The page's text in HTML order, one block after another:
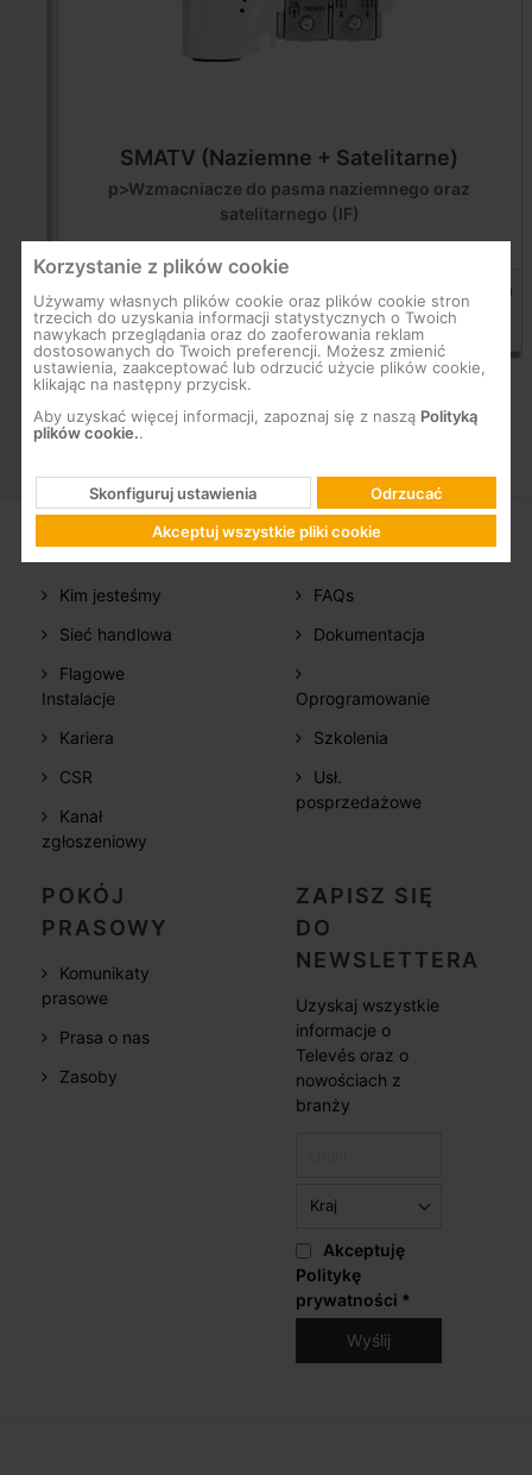
SMATV (Naziemne + Satelitarne)
p>Wzmacniacze do pasma naziemnego oraz
satelitarnego (IF)
Produkty
Wzmacniacz domowy PicoKom 2 wyjścia: VHF/UHF/IF - LTE700
Ready
560601
FIRMA
Kim jesteśmy
Sieć handlowa
Flagowe
Instalacje
Kariera
CSR
Kanał
zgłoszeniowy
WSPARCIE
FAQs
Dokumentacja
Oprogramowanie
Szkolenia
Usł.
posprzedażowe
POKÓJ
PRASOWY
Komunikaty
prasowe
Prasa o nas
Zasoby
ZAPISZ SIĘ
DO
NEWSLETTERA
Uzyskaj wszystkie
informacje o
Televés oraz o
nowościach z
branży
Akceptuję
Politykę
prywatności *
Korzystanie z plików cookie
Używamy własnych plików cookie oraz plików cookie stron
trzecich do uzyskania informacji statystycznych o Twoich
nawykach przeglądania oraz do zaoferowania reklam
dostosowanych do Twoich preferencji. Możesz zmienić
ustawienia, zaakceptować lub odrzucić użycie plików cookie,
klikając na następny przycisk.
Aby uzyskać więcej informacji, zapoznaj się z naszą Polityką
plików cookie..
Skonfiguruj ustawienia
Odrzucać
Akceptuj wszystkie pliki cookie